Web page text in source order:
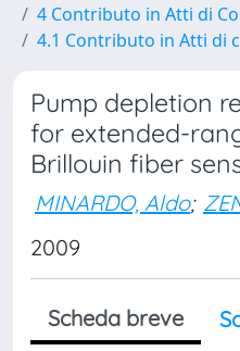
4 Contributo in Atti di
4.1 Contributo in Atti di
Pump depletion
for extended-
Brillouin fiber
MINARDO, Aldo;
2009
Scheda breve